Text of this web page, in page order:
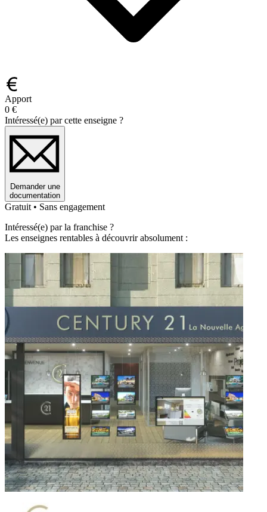
Apport
0 €
Intéressé(e) par cette enseigne ?
Demander une
documentation
Gratuit • Sans engagement
Intéressé(e) par la franchise ?
Les enseignes rentables à découvrir absolument :